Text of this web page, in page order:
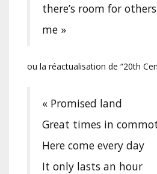
there’s room for
me »
ou la réactualisation de “20th
« Promised land
Great times in
Here come every day
It only lasts an hour